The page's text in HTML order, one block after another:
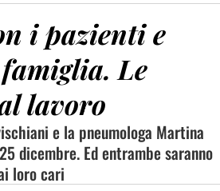
i pazienti e
Le
lavoro
e la pneumologa Martina
dicembre. Ed entrambe saranno
loro cari